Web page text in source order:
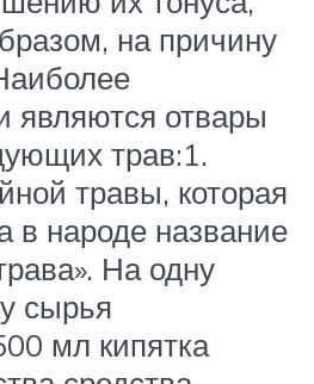
на причину
отвары
трав:1.
травы, которая
в народе название
На одну
сырья
мл кипятка